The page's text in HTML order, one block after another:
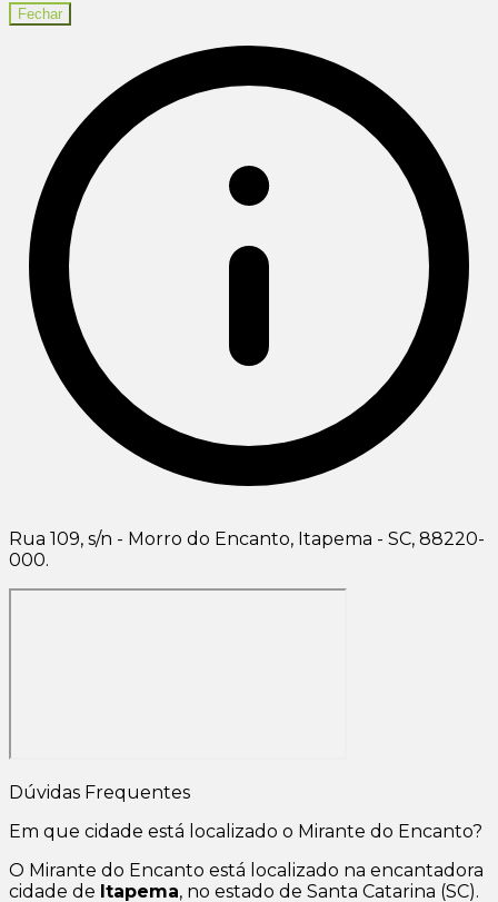
Fechar
Rua 109, s/n - Morro do Encanto, Itapema - SC, 88220-
000.
Dúvidas Frequentes
Em que cidade está localizado o Mirante do Encanto?
O Mirante do Encanto está localizado na encantadora
cidade de Itapema, no estado de Santa Catarina (SC).